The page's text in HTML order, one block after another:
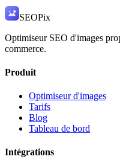
SEOPix
Optimiseur SEO d'images
commerce.
Produit
Optimiseur d'images
Tarifs
Blog
Tableau de bord
Intégrations